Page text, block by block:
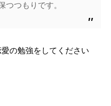
つつもりです。
の勉強をしてください